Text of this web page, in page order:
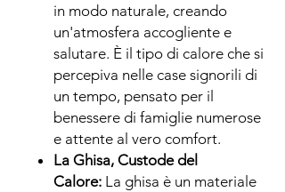
in modo naturale, creando
un'atmosfera accogliente e
salutare. È il tipo di calore che si
percepiva nelle case signorili di
un tempo, pensato per il
benessere di famiglie numerose
e attente al vero comfort.
La Ghisa, Custode del
Calore: La ghisa è un materiale